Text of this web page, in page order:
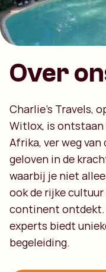
Over
Charlie’s Travels,
Witlox, is
Afrika, ver weg van
geloven in de
waarbij je niet
ook de rijke
continent ontdekt.
experts biedt
begeleiding.